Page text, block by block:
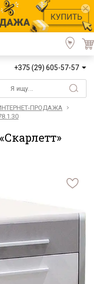
+375 (29) 605-57-57
ПРОДАЖА